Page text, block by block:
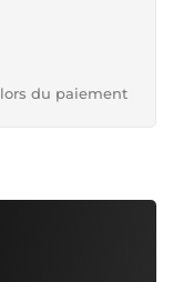
du paiement